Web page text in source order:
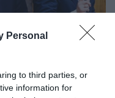
Personal
to third parties, or
information for